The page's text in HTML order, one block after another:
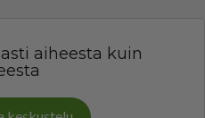
aiheesta kuin